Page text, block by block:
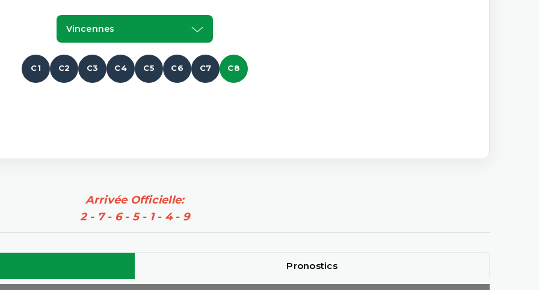
Vincennes
C1 C2 C3 C4 C5 C6 C7 C8
Arrivée Officielle:
2 - 7 - 6 - 5 - 1 - 4 - 9
Pronostics